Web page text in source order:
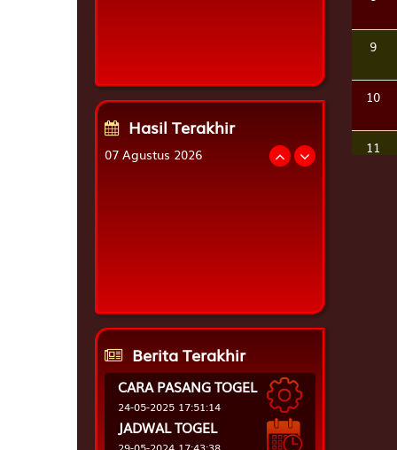
Hasil Terakhir
07 Agustus 2026
Berita Terakhir
CARA PASANG TOGEL
24-05-2025 17:51:14
JADWAL TOGEL
9
10
11